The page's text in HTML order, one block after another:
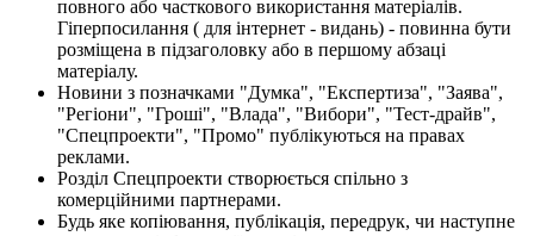
повного або часткового використання матеріалів.
Гіперпосилання ( для інтернет - видань) - повинна бути
розміщена в підзаголовку або в першому абзаці
матеріалу.
Новини з позначками "Думка", "Експертиза", "Заява",
"Регіони", "Гроші", "Влада", "Вибори", "Тест-драйв",
"Спецпроекти", "Промо" публікуються на правах
реклами.
Розділ Спецпроекти створюється спільно з
комерційними партнерами.
Будь яке копіювання, публікація, передрук, чи наступне